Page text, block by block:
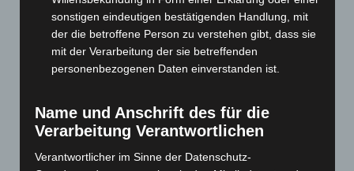
Mai 2024(149)
April 2024(102)
März 2024(103)
Januar 2024(111)
Dezember 2023(130)
November 2023(130)
sonstigen eindeutigen bestätigenden Handlung, mit
der die betroffene Person zu verstehen gibt, dass sie
mit der Verarbeitung der sie betreffenden
personenbezogenen Daten einverstanden ist.
Name und Anschrift des für die
Verarbeitung Verantwortlichen
Verantwortlicher im Sinne der Datenschutz-